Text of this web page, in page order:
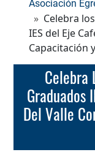
Asociación
Celebra
IES del Eje
Capacitación
Celebra Los 8 Años De La Red De
Graduados
Del Valle